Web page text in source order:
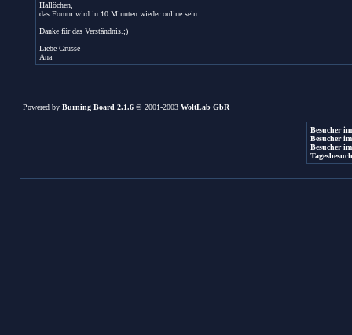
Hallöchen,
das Forum wird in 10 Minuten wieder online sein.
Danke für das Verständnis.;)
Liebe Grüsse
Ana
Powered by Burning Board 2.1.6© 2001-2003 WoltLab GbR
Besucher
Besucher
Besucher